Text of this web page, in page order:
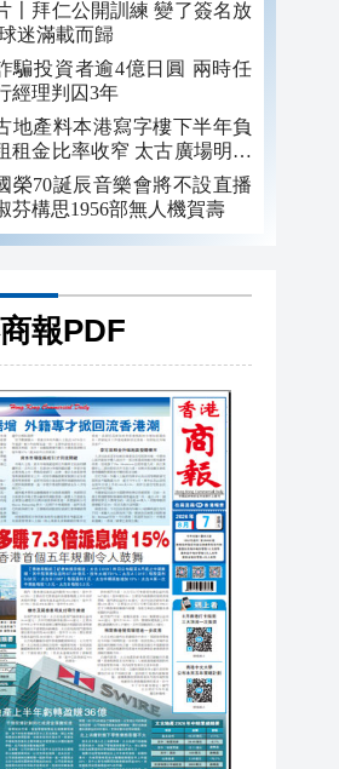
〡拜仁公開訓練 變了簽名放
迷滿載而歸
騙投資者逾4億日圓 兩時任
經理判囚3年
地產料本港寫字樓下半年負
租金比率收窄 太古廣場明年
榮70誕辰音樂會將不設直播
芬構思1956部無人機賀壽
報PDF